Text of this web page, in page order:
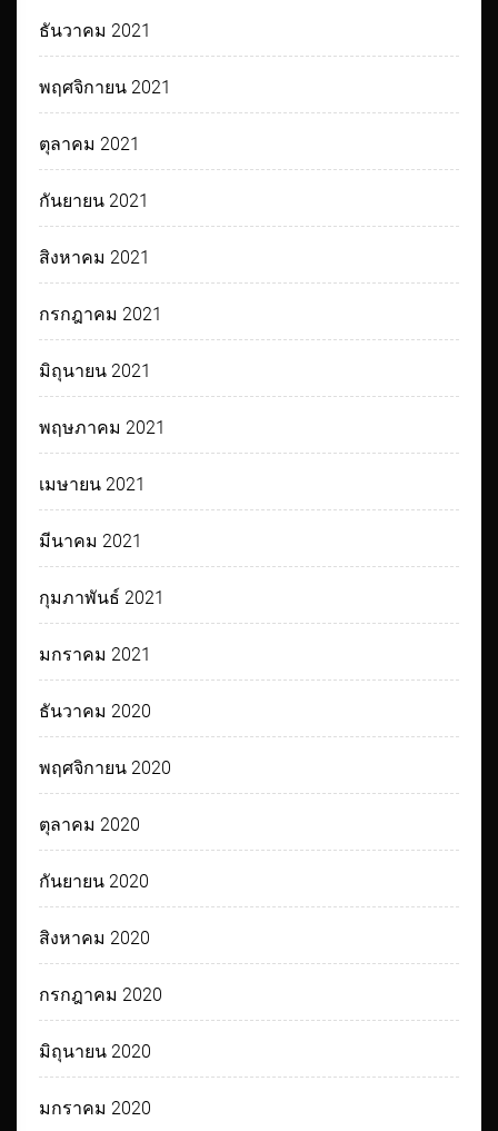
ธันวาคม 2021
พฤศจิกายน 2021
ตุลาคม 2021
กันยายน 2021
สิงหาคม 2021
กรกฎาคม 2021
มิถุนายน 2021
พฤษภาคม 2021
เมษายน 2021
มีนาคม 2021
กุมภาพันธ์ 2021
มกราคม 2021
ธันวาคม 2020
พฤศจิกายน 2020
ตุลาคม 2020
กันยายน 2020
สิงหาคม 2020
กรกฎาคม 2020
มิถุนายน 2020
มกราคม 2020